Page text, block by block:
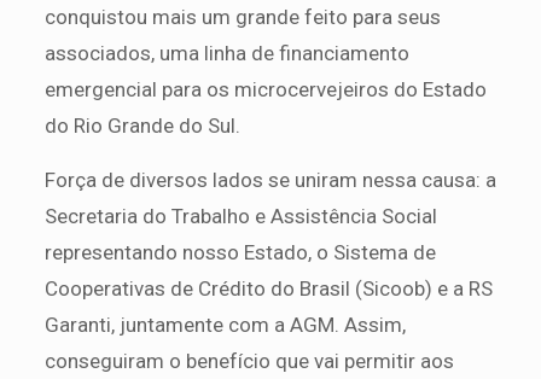
conquistou mais um grande feito para seus
associados, uma linha de financiamento
emergencial para os microcervejeiros do Estado
do Rio Grande do Sul.
Força de diversos lados se uniram nessa causa: a
Secretaria do Trabalho e Assistência Social
representando nosso Estado, o Sistema de
Cooperativas de Crédito do Brasil (Sicoob) e a RS
Garanti, juntamente com a AGM. Assim,
conseguiram o benefício que vai permitir aos